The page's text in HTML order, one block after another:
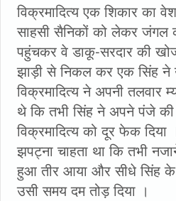
विक्रमादित्य एक शिकार का
साहसी सैनिकों को लेकर
पहुंचकर वे डाकू-सरदार की
झाड़ी से निकल कर एक सिंह ने
विक्रमादित्य ने अपनी तलवार
थे कि तभी सिंह ने अपने पंजे
विक्रमादित्य को दूर फेक
झपट्ना चाहता था कि तभी
हुआ तीर आया और सीधे सिंह
उसी समय दम तोड़ दिया ।